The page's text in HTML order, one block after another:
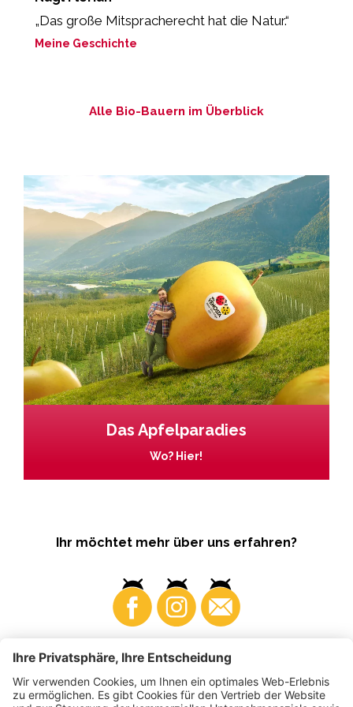
„Das große Mitspracherecht hat die Natur.“
Meine Geschichte
Alle Bio-Bauern im Überblick
Das Apfelparadies
Wo? Hier!
Ihr möchtet mehr über uns erfahren?
Business Produzenten